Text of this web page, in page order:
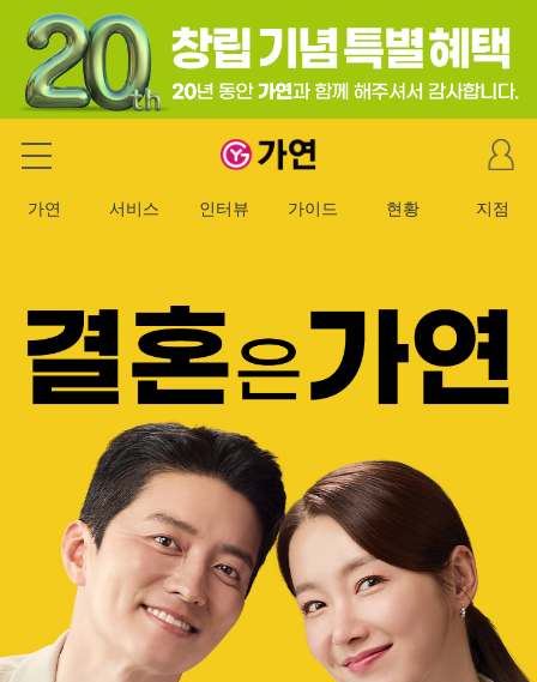
가연 결혼정보회사
마
이
이
가연 서비스 인터뷰 가이드 현황 지점